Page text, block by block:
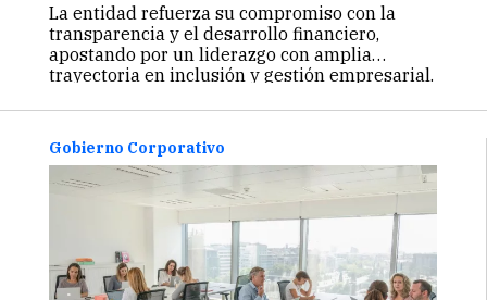
La entidad refuerza su compromiso con la
transparencia y el desarrollo financiero,
apostando por un liderazgo con amplia
trayectoria en inclusión y gestión empresarial.
Gobierno Corporativo